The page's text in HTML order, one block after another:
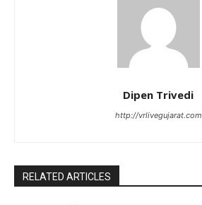
Dipen Trivedi
http://vrlivegujarat.com
RELATED ARTICLES